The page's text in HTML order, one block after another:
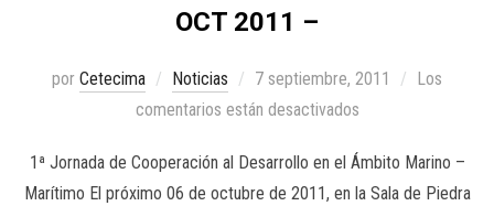
OCT 2011 –
por Cetecima Noticias 7 septiembre, 2011
Los
comentarios están desactivados
1ª Jornada de Cooperación al Desarrollo en el Ámbito Marino –
Marítimo El próximo 06 de octubre de 2011, en la Sala de Piedra